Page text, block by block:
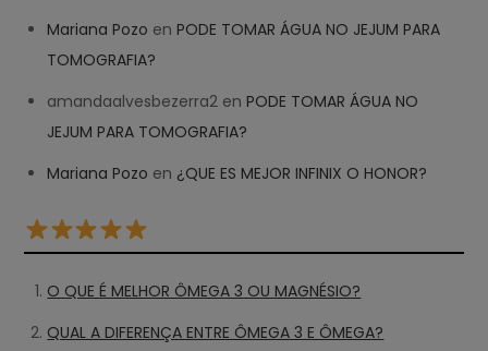
Mariana Pozo enPODE TOMAR ÁGUA NO JEJUM PARA
TOMOGRAFIA?
amandaalvesbezerra2 enPODE TOMAR ÁGUA NO
JEJUM PARA TOMOGRAFIA?
Mariana Pozo en ¿QUE ES MEJOR INFINIX O HONOR?
O QUE É MELHOR ÔMEGA 3 OU MAGNÉSIO?
QUAL A DIFERENÇA ENTRE ÔMEGA 3 E ÔMEGA?